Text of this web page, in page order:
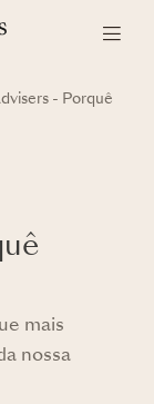
- Porquê
mais
nossa